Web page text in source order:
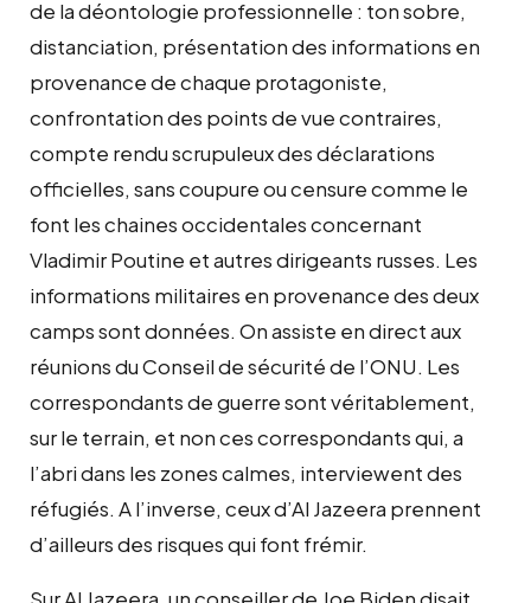
de la déontologie professionnelle : ton sobre,
distanciation, présentation des informations en
provenance de chaque protagoniste,
confrontation des points de vue contraires,
compte rendu scrupuleux des déclarations
officielles, sans coupure ou censure comme le
font les chaines occidentales concernant
Vladimir Poutine et autres dirigeants russes. Les
informations militaires en provenance des deux
camps sont données. On assiste en direct aux
réunions du Conseil de sécurité de l’ONU. Les
correspondants de guerre sont véritablement,
sur le terrain, et non ces correspondants qui, a
l’abri dans les zones calmes, interviewent des
réfugiés. A l’inverse, ceux d’Al Jazeera prennent
d’ailleurs des risques qui font frémir.